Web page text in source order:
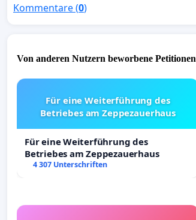
Kommentare (0)
Von anderen Nutzern beworbene Petitionen
Für eine Weiterführung des
Betriebes am Zeppezauerhaus
Für eine Weiterführung des
Betriebes am Zeppezauerhaus
4 307 Unterschriften